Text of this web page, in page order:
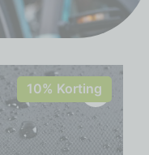
10% Korting